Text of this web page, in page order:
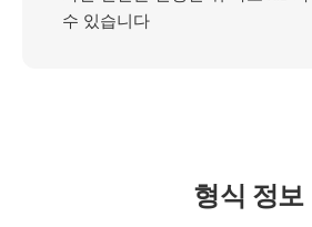
수 있습니다
형식 정보